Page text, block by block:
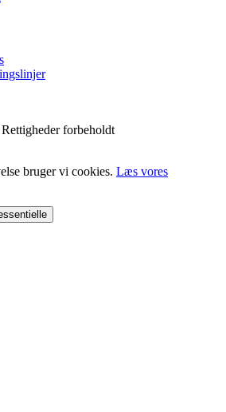
forbeholdt
bruger vi cookies. Læs vores